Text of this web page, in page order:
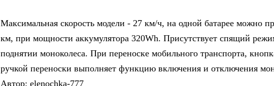
Максимальная скорость модели - 27 км/ч, на одной батарее можно
км, при мощности аккумулятора 320Wh. Присутствует спящий
поднятии моноколеса. При переноске мобильного транспорта,
ручкой переноски выполняет функцию включения и отключения
Автор: elenochka-777